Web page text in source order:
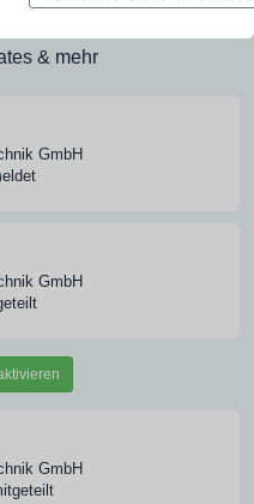
& mehr
GmbH
GmbH
GmbH